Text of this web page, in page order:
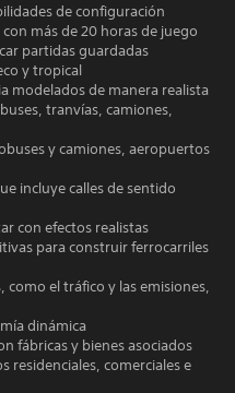
de configuración
más de 20 horas de juego
partidas guardadas
y tropical
modelados de manera realista
tranvías, camiones,
y camiones, aeropuertos
incluye calles de sentido
con efectos realistas
para construir ferrocarriles
el tráfico y las emisiones,
dinámica
fábricas y bienes asociados
residenciales, comerciales e